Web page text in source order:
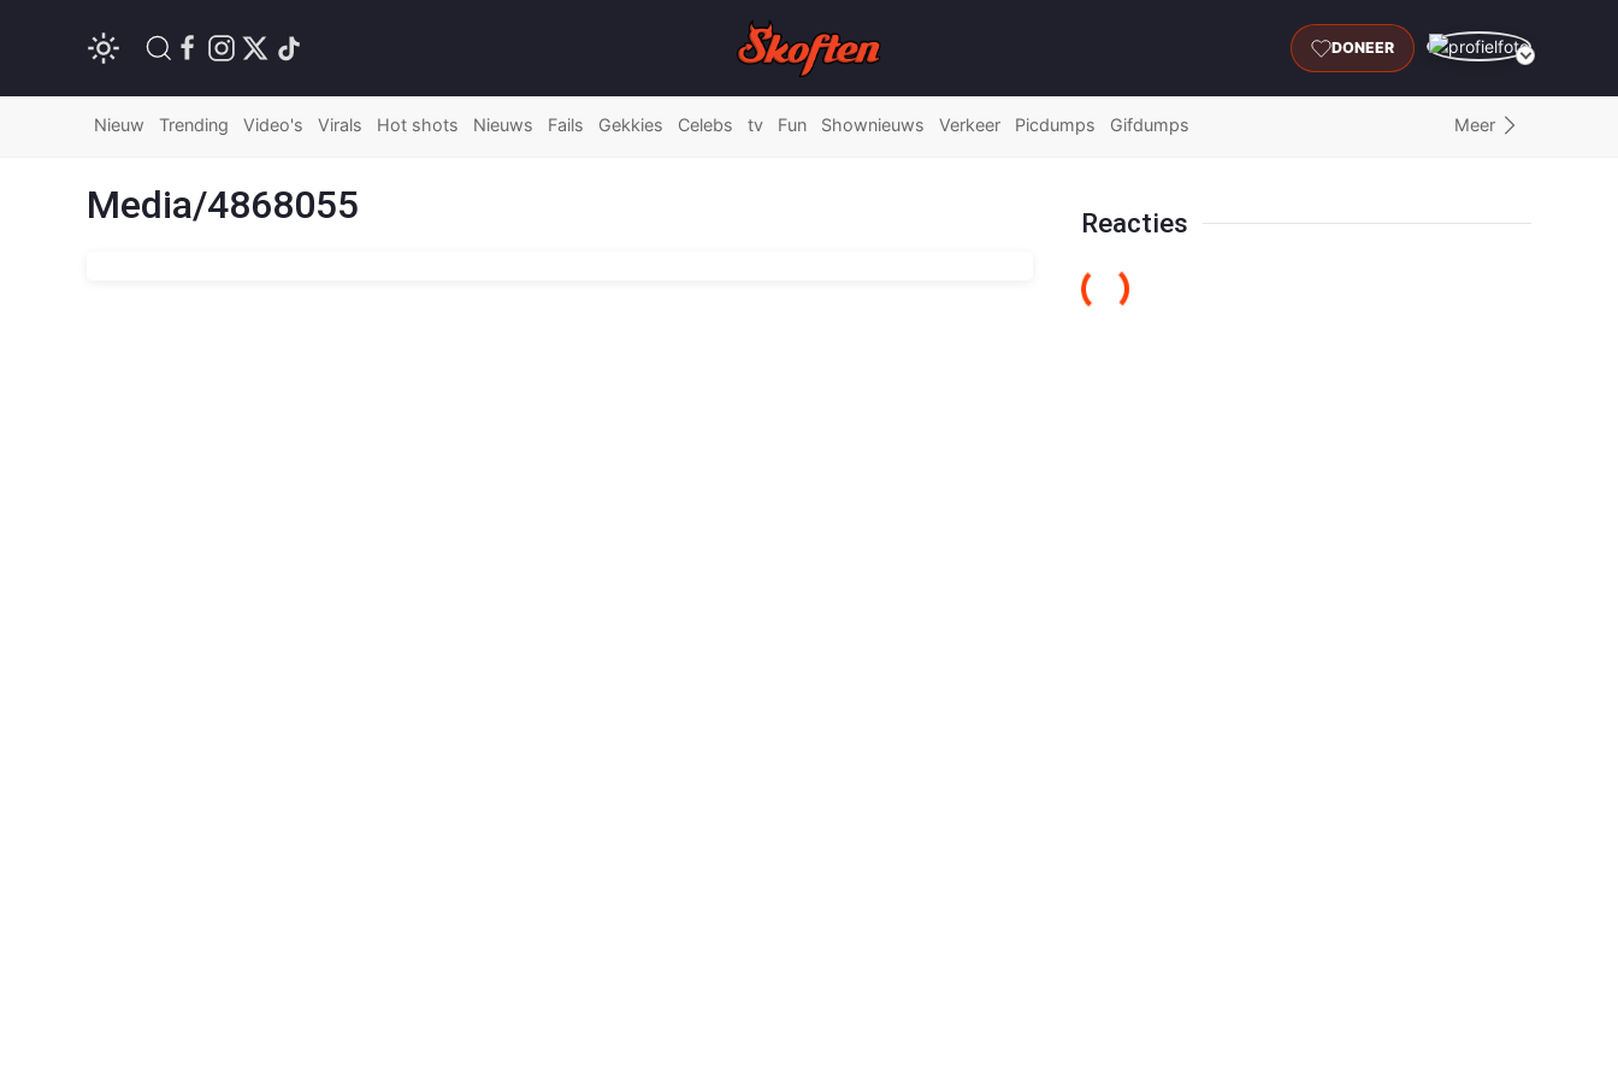
DONEER
Nieuw Trending Video's Virals Hot shots Nieuws Fails Gekkies Celebs tv Fun Shownieuws Verkeer Picdumps Gifdumps Meer
Media/4868055 Reacties